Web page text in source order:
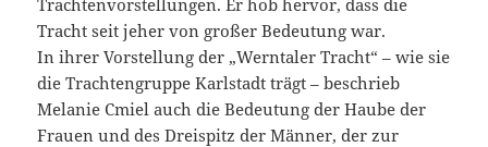
Tracht seit jeher von großer Bedeutung war.
In ihrer Vorstellung der „Werntaler Tracht“ – wie sie
die Trachtengruppe Karlstadt trägt – beschrieb
Melanie Cmiel auch die Bedeutung der Haube der
Frauen und des Dreispitz der Männer, der zur